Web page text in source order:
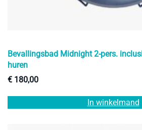
Bevallingsbad Midnight 2-pers.
huren
€ 180,00
In winkelmand